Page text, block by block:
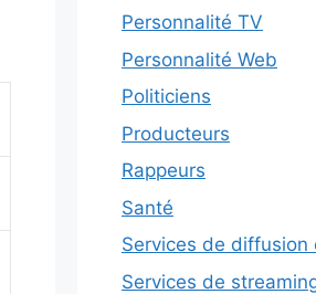
Personnalité TV
Personnalité Web
Politiciens
Producteurs
Rappeurs
Santé
Services de diffusion
Services de